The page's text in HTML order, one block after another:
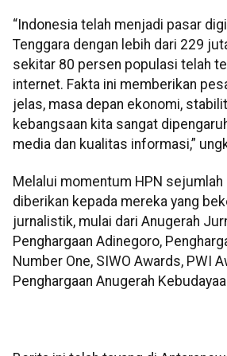
“Indonesia telah menjadi pasar
Tenggara dengan lebih dari 229
sekitar 80 persen populasi telah
internet. Fakta ini memberikan
jelas, masa depan ekonomi,
kebangsaan kita sangat
media dan kualitas informasi,”
Melalui momentum HPN sejumlah
diberikan kepada mereka yang
jurnalistik, mulai dari Anugerah
Penghargaan Adinegoro,
Number One, SIWO Awards, PWI
Penghargaan Anugerah